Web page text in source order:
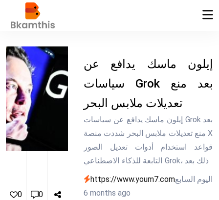
0 0
إيلون ماسك يدافع عن
سياسات Grok بعد منع
تعديلات ملابس البحر
إيلون ماسك يدافع عن سياسات Grok بعد
منع تعديلات ملابس البحر شددت منصة X
قواعد استخدام أدوات تعديل الصور
التابعة للذكاء الاصطناعي Grok، وذلك بعد
أيام من الانتقادات المتصاعدة بشأن
إساءة استخدام التقنية في تعديل صور
https://www.youm7.comاليوم السابع
6 months ago